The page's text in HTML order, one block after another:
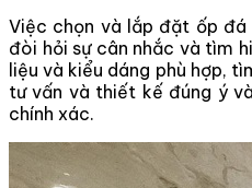
Việc chọn và lắp đặt ốp
đòi hỏi sự cân nhắc và tìm
liệu và kiểu dáng phù hợp,
tư vấn và thiết kế đúng ý
chính xác.